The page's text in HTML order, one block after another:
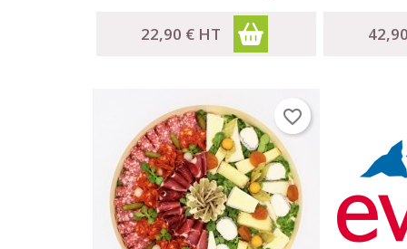
22,90 € HT
favorite_border